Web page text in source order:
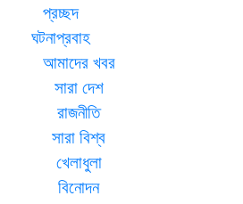
প্রচ্ছদ
ঘটনাপ্রবাহ
আমাদের খবর
সারা দেশ
রাজনীতি
সারা বিশ্ব
খেলাধুলা
বিনোদন